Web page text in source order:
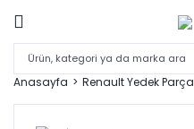
Anasayfa Renault Yedek Parça